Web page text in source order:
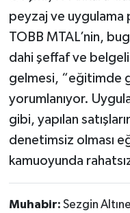
peyzaj ve uygulama
TOBB MTAL’nin,
dahi şeffaf ve
gelmesi, “eğitimde
yorumlanıyor.
gibi, yapılan
denetimsiz olması
kamuoyunda
Muhabir: Sezgin Altınel